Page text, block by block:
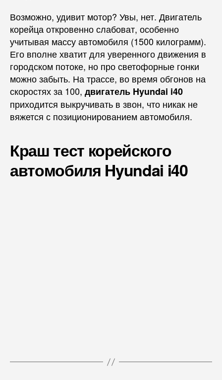
Возможно, удивит мотор? Увы, нет. Двигатель
корейца откровенно слабоват, особенно
учитывая массу автомобиля (1500 килограмм).
Его вполне хватит для уверенного движения в
городском потоке, но про светофорные гонки
можно забыть. На трассе, во время обгонов на
скоростях за 100, двигатель Hyundai i40
приходится выкручивать в звон, что никак не
вяжется с позиционированием автомобиля.
Краш тест корейского
автомобиля Hyundai i40